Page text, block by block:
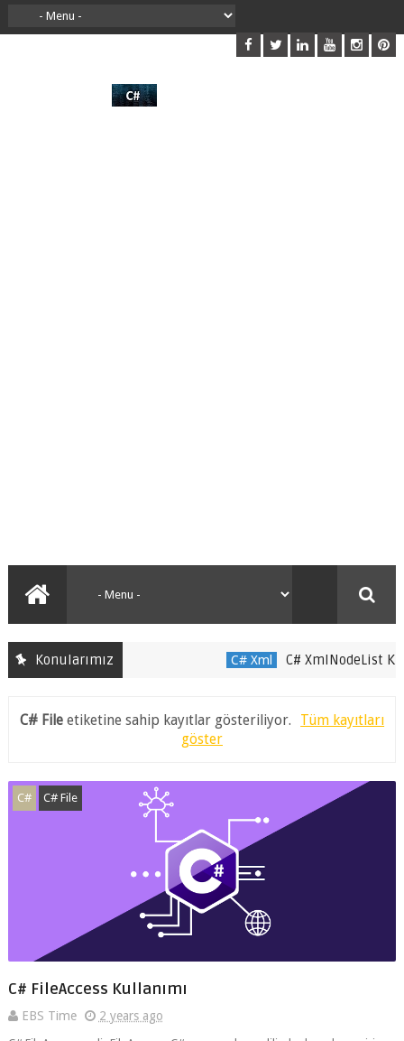
Konularımız C# Xml C# XmlNodeList
C# Fileetiketine sahip kayıtlar gösteriliyor.
Tüm kayıtları
göster
C# C# File
C# FileAccess Kullanımı
EBS Time 2 years ago